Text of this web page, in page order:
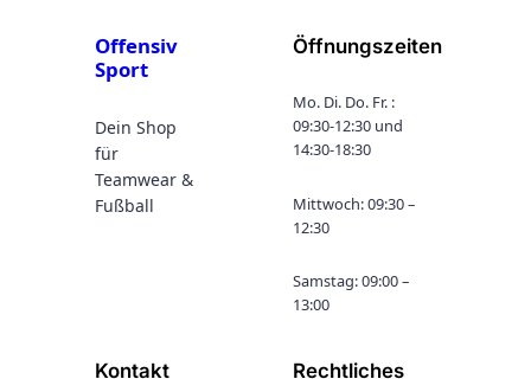
Offensiv
Sport
Dein Shop
für
Teamwear &
Fußball
Öffnungszeiten
Mo. Di. Do. Fr. :
09:30-12:30 und
14:30-18:30
Mittwoch: 09:30 –
12:30
Samstag: 09:00 –
13:00
Kontakt Rechtliches